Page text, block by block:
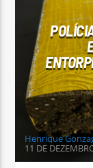
Henrique
11 DE